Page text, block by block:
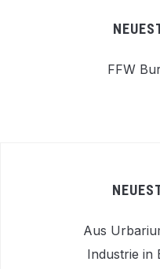
FFW
Aus
Industrie in